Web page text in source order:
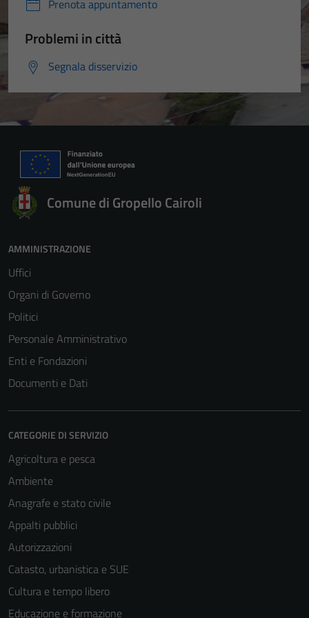
Prenota appuntamento
Problemi in città
Segnala disservizio
Comune di Gropello Cairoli
AMMINISTRAZIONE
Uffici
Organi di Governo
Politici
Personale Amministrativo
Enti e Fondazioni
Documenti e Dati
CATEGORIE DI SERVIZIO
Agricoltura e pesca
Ambiente
Anagrafe e stato civile
Appalti pubblici
Autorizzazioni
Catasto, urbanistica e SUE
Cultura e tempo libero
Educazione e formazione